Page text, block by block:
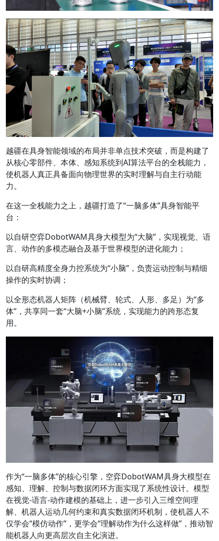
越疆在具身智能领域的布局并非单点技术突破，而是构建了
从核心零部件、本体、感知系统到AI算法平台的全栈能力，
使机器人真正具备面向物理世界的实时理解与自主行动能
力。
在这一全栈能力之上，越疆打造了“一脑多体”具身智能平
台：
以自研空弈DobotWAM具身大模型为“大脑”，实现视觉、语
言、动作的多模态融合及基于世界模型的进化能力；
以自研高精度全身力控系统为“小脑”，负责运动控制与精细
操作的实时协调；
以全形态机器人矩阵（机械臂、轮式、人形、多足）为“多
体”，共享同一套“大脑+小脑”系统，实现能力的跨形态复
用。
作为“一脑多体”的核心引擎，空弈DobotWAM具身大模型在
感知、理解、控制与数据闭环方面实现了系统性设计。模型
在视觉-语言-动作建模的基础上，进一步引入三维空间理
解、机器人运动几何约束和真实数据闭环机制，使机器人不
仅学会“模仿动作”，更学会“理解动作为什么这样做”，推动智
能机器人向更高层次自主化演进。